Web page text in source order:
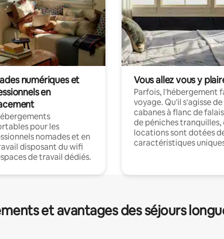
numériques et
en
pour les
nomades et en
disposant du wifi
de travail dédiés.
Vous allez vous y
Parfois, l'hébergement
voyage. Qu'il s'agisse de
cabanes à flanc de
de péniches tranquilles,
locations sont dotées
caractéristiques
et avantages des séjours